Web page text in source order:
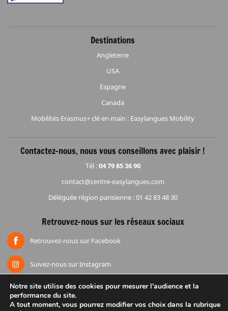
Destinations
Angleterre
USA
Espagne
Canada
Mobilités Erasmus+ clé en main : Easylangues Mobility
Contactez-nous, nous vous conseillons avec plaisir !
Tél :04 79 85 36 90
contact@centre-easylangues.com
Déléguée région parisienne : 01 42 83 48 30
Retrouvez-nous sur les réseaux sociaux
Retrouvez-nous sur Facebook
Suivez-nous sur Instagram
Accueil Mentions légales Espace réduction
Groupes
Notre site utilise des cookies pour mesurer l'audience et la
performance du site.
A tout moment, vous pourrez modifier vos choix dans la rubrique